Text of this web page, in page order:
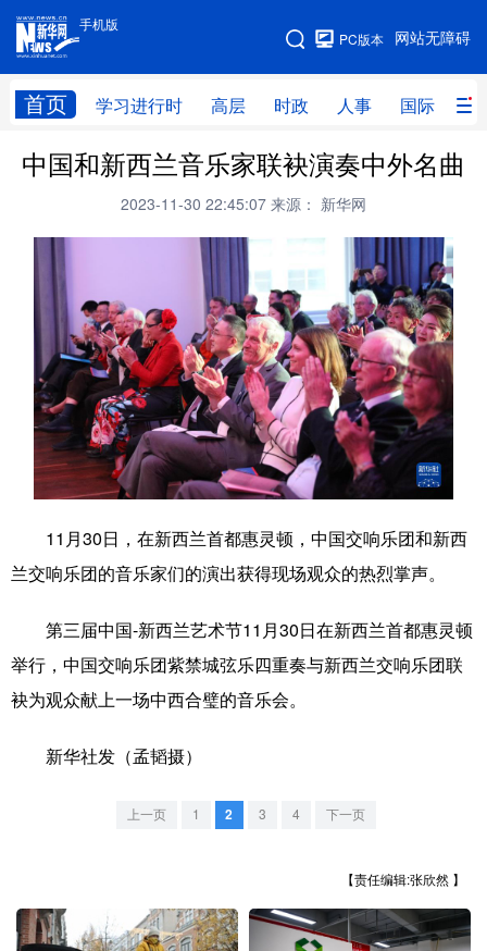
手机版
网站无障碍
PC版本
首页 学习进行时 高层 时政 人事 国际 财
手机版
网站地图
学习进行时 高层 时政 人事
财经 网评
思客智库 教育
科技 量子 体育
文化 书画 健康 军事
访谈 视频 图片 政务
法律 中央文件 金融 汽车
食品 人居 信息化 数字经济
学术中国 乡村振兴 银龄 溯源中国
城市 旅游 能源 会展
彩票 娱乐 时尚 悦读
公益 一带一路 亚太网 上市公司
文化产业
江苏
浙江 安徽 福建 江西
中国和新西兰音乐家联袂演奏中外名曲
2023-11-30 22:45:07 来源： 新华网
11月30日，在新西兰首都惠灵顿，中国交响乐团和新西
兰交响乐团的音乐家们的演出获得现场观众的热烈掌声。
第三届中国-新西兰艺术节11月30日在新西兰首都惠灵顿
举行，中国交响乐团紫禁城弦乐四重奏与新西兰交响乐团联
袂为观众献上一场中西合璧的音乐会。
新华社发（孟韬摄）
上一页 1 2 3 4 下一页
【责任编辑:张欣然 】